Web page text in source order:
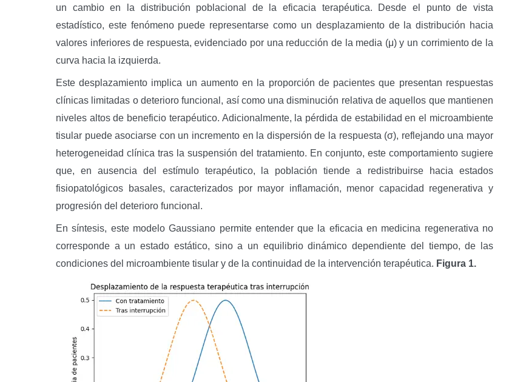
un cambio en la distribución poblacional de la eficacia terapéutica. Desde el punto de vista
estadístico, este fenómeno puede representarse como un desplazamiento de la distribución hacia
valores inferiores de respuesta, evidenciado por una reducción de la media (μ) y un corrimiento de la
curva hacia la izquierda.
Este desplazamiento implica un aumento en la proporción de pacientes que presentan respuestas
clínicas limitadas o deterioro funcional, así como una disminución relativa de aquellos que mantienen
niveles altos de beneficio terapéutico. Adicionalmente, la pérdida de estabilidad en el microambiente
tisular puede asociarse con un incremento en la dispersión de la respuesta (σ), reflejando una mayor
heterogeneidad clínica tras la suspensión del tratamiento. En conjunto, este comportamiento sugiere
que, en ausencia del estímulo terapéutico, la población tiende a redistribuirse hacia estados
fisiopatológicos basales, caracterizados por mayor inflamación, menor capacidad regenerativa y
progresión del deterioro funcional.
En síntesis, este modelo Gaussiano permite entender que la eficacia en medicina regenerativa no
corresponde a un estado estático, sino a un equilibrio dinámico dependiente del tiempo, de las
condiciones del microambiente tisular y de la continuidad de la intervención terapéutica. Figura 1.